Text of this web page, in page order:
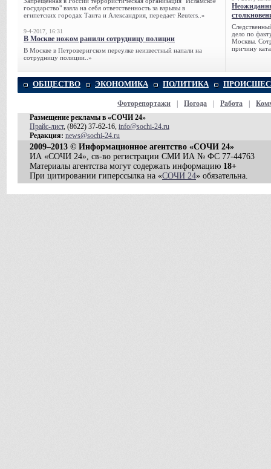
государство" взяла на себя ответственность за взрывы в
египетских городах Танта и Александрия, передает Reuters..»
9-4-2017, 16:31
В Москве ножом ранили сотрудницу полиции
В Москве в Петроверигском переулке неизвестный напали на
сотрудницу полиции..»
дело по
Москвы.
причину
ОБЩЕСТВО ЭКОНОМИКА ПОЛИТИКА
Фоторепортажи Погода Работа
Размещение рекламы в «СОЧИ 24»
Прайс-лист, (8622) 37-62-16, info@sochi-24.ru
Редакция: news@sochi-24.ru
2009–2013 © Информационное агентство «СОЧИ 24»
ИА «СОЧИ 24», св-во регистрации СМИ ИА № ФС 77-44763
Материалы агентства могут содержать информацию 18+
При цитировании гиперссылка на «СОЧИ 24» обязательна.